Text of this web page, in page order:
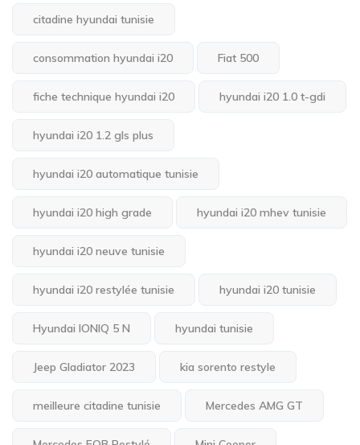
citadine hyundai tunisie
consommation hyundai i20 Fiat 500
fiche technique hyundai i20 hyundai i20 1.0 t-gdi
hyundai i20 1.2 gls plus
hyundai i20 automatique tunisie
hyundai i20 high grade hyundai i20 mhev tunisie
hyundai i20 neuve tunisie
hyundai i20 restylée tunisie hyundai i20 tunisie
Hyundai IONIQ 5 N hyundai tunisie
Jeep Gladiator 2023 kia sorento restyle
meilleure citadine tunisie Mercedes AMG GT